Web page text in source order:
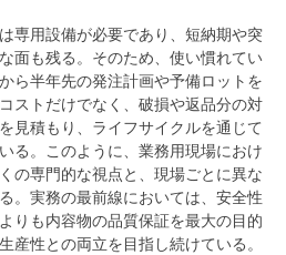
専用設備が必要であり、短納期や突
面も残る。そのため、使い慣れてい
ら半年先の発注計画や予備ロットを
ストだけでなく、破損や返品分の対
見積もり、ライフサイクルを通じて
る。このように、業務用現場におけ
の専門的な視点と、現場ごとに異な
。実務の最前線においては、安全性
りも内容物の品質保証を最大の目的
産性との両立を目指し続けている。